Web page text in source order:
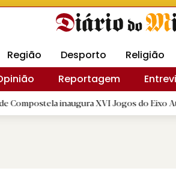
Revista Minha Gráfica DM
Região Desporto Religião
Reportagem
inaugura XVI Jogos do Eixo Atlântico